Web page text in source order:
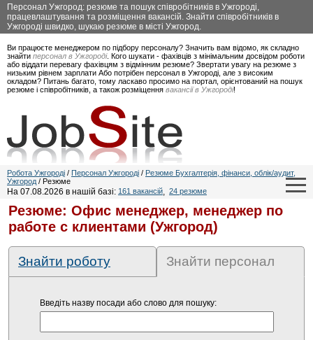
Персонал Ужгород: резюме та пошук співробітників в Ужгороді,
працевлаштування та розміщення вакансій. Знайти співробітників в
Ужгороді швидко, шукаю резюме в місті Ужгород.
Ви працюєте менеджером по підбору персоналу? Значить вам відомо, як складно
знайти персонал в Ужгороді. Кого шукати - фахівців з мінімальним досвідом роботи
або віддати перевагу фахівцям з відмінним резюме? Звертати увагу на резюме з
низьким рівнем зарплати Або потрібен персонал в Ужгороді, але з високим
окладом? Питань багато, тому ласкаво просимо на портал, орієнтований на пошук
резюме і співробітників, а також розміщення вакансії в Ужгороді!
Робота Ужгороді / Персонал Ужгороді / Резюме Бухгалтерія, фінанси, облік/аудит,
Ужгород / Резюме
На 07.08.2026 в нашій базі: 161 вакансій, 24 резюме
Резюме: Офис менеджер, менеджер по
работе с клиентами (Ужгород)
Знайти роботу Знайти персонал
Введіть назву посади або слово для пошуку: